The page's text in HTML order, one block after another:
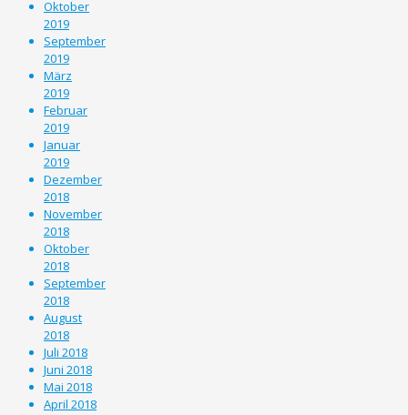
Oktober
2019
September
2019
März
2019
Februar
2019
Januar
2019
Dezember
2018
November
2018
Oktober
2018
September
2018
August
2018
Juli 2018
Juni 2018
Mai 2018
April 2018